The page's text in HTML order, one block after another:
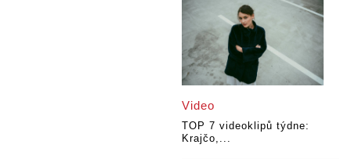
Video
TOP 7 videoklipů týdne:
Krajčo,...